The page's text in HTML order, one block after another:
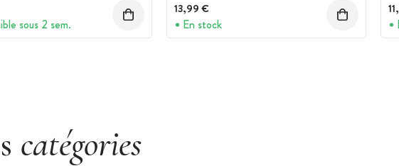
sous 2 sem.
13,99 €
En stock
catégories